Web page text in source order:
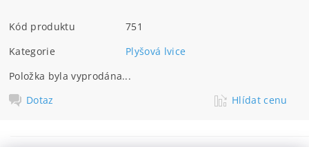
Kód produktu
751
Kategorie
Plyšová lvice
Položka byla vyprodána...
Dotaz
Hlídat cenu